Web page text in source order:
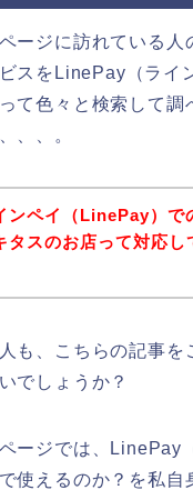
ージに訪れている人
スをLinePay（ライ
て色々と検索して調
、、。
ンペイ（LinePay）で
タスのお店って対応し
も、こちらの記事を
でしょうか？
ージでは、LinePay
使えるのか？を私自